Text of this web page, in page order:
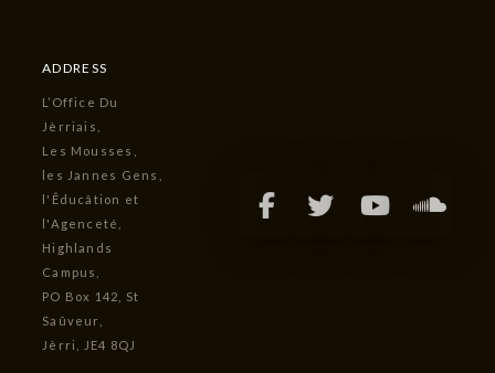
ADDRESS
L’Office Du
Jèrriais,
Les Mousses,
les Jannes Gens,
l'Êducâtion et
l'Agenceté,
Highlands
Campus,
PO Box 142, St
Saûveur,
Jèrri, JE4 8QJ